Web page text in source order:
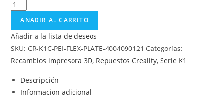
AÑADIR AL CARRITO
Añadir a la lista de deseos
SKU: CR-K1C-PEI-FLEX-PLATE-4004090121 Categorías:
Recambios impresora 3D, Repuestos Creality,Serie K1
Descripción
Información adicional